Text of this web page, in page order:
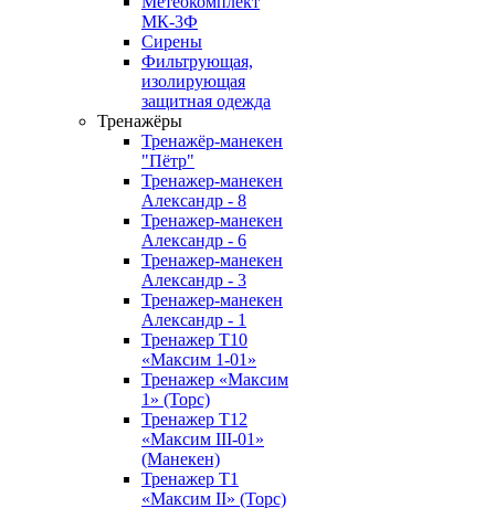
МК-3Ф
Сирены
Фильтрующая,
изолирующая
защитная одежда
Тренажёры
Тренажёр-манекен
"Пётр"
Тренажер-манекен
Александр - 8
Тренажер-манекен
Александр - 6
Тренажер-манекен
Александр - 3
Тренажер-манекен
Александр - 1
Тренажер Т10
«Максим 1-01»
Тренажер «Максим
1» (Торс)
Тренажер T12
«Максим III-01»
(Манекен)
Тренажер Т1
«Максим II» (Торс)